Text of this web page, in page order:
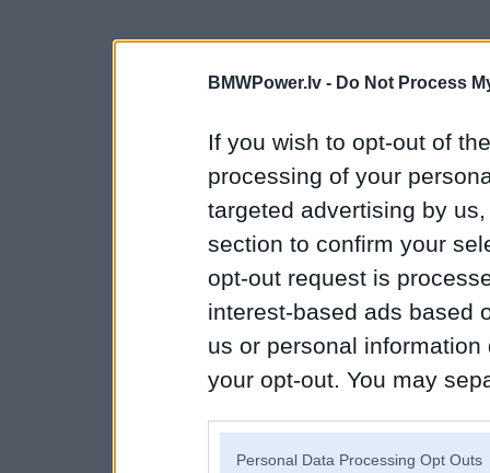
BMWPower.lv - Do Not Process
If you wish to opt-out of
processing of your
targeted advertising by
section to confirm your
opt-out request is
interest-based ads based
us or personal
your opt-out. You may
Personal Data Processing Opt Outs